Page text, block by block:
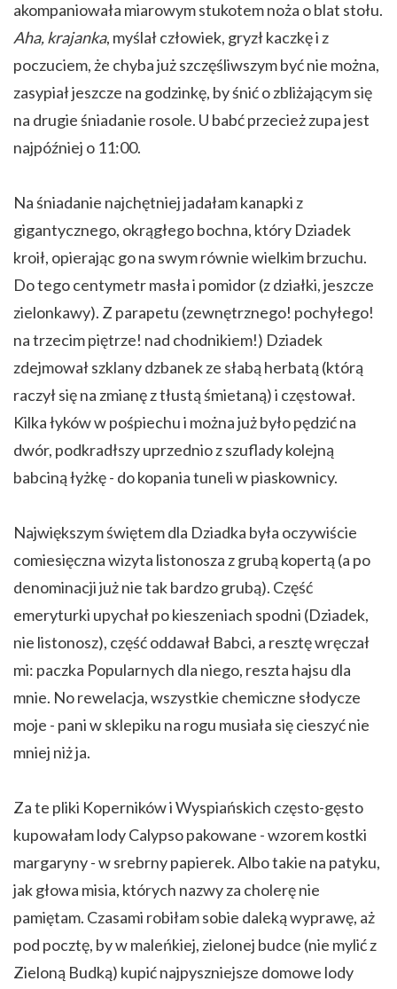
akompaniowała miarowym stukotem noża o blat stołu.
Aha, krajanka, myślał człowiek, gryzł kaczkę i z
poczuciem, że chyba już szczęśliwszym być nie można,
zasypiał jeszcze na godzinkę, by śnić o zbliżającym się
na drugie śniadanie rosole. U babć przecież zupa jest
najpóźniej o 11:00.
Na śniadanie najchętniej jadałam kanapki z
gigantycznego, okrągłego bochna, który Dziadek
kroił, opierając go na swym równie wielkim brzuchu.
Do tego centymetr masła i pomidor (z działki, jeszcze
zielonkawy). Z parapetu (zewnętrznego! pochyłego!
na trzecim piętrze! nad chodnikiem!) Dziadek
zdejmował szklany dzbanek ze słabą herbatą (którą
raczył się na zmianę z tłustą śmietaną) i częstował.
Kilka łyków w pośpiechu i można już było pędzić na
dwór, podkradłszy uprzednio z szuflady kolejną
babciną łyżkę - do kopania tuneli w piaskownicy.
Największym świętem dla Dziadka była oczywiście
comiesięczna wizyta listonosza z grubą kopertą (a po
denominacji już nie tak bardzo grubą). Część
emeryturki upychał po kieszeniach spodni (Dziadek,
nie listonosz), część oddawał Babci, a resztę wręczał
mi: paczka Popularnych dla niego, reszta hajsu dla
mnie. No rewelacja, wszystkie chemiczne słodycze
moje - pani w sklepiku na rogu musiała się cieszyć nie
mniej niż ja.
Za te pliki Koperników i Wyspiańskich często-gęsto
kupowałam lody Calypso pakowane - wzorem kostki
margaryny - w srebrny papierek. Albo takie na patyku,
jak głowa misia, których nazwy za cholerę nie
pamiętam. Czasami robiłam sobie daleką wyprawę, aż
pod pocztę, by w maleńkiej, zielonej budce (nie mylić z
Zieloną Budką) kupić najpyszniejsze domowe lody